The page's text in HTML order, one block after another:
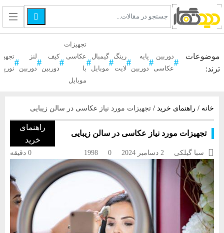

موضوعات
ترند:
دوربین
عکاسی
پایه
دوربین
رینگ
لایت
گیمبال
موبایل
تجهیزات
عکاسی
با
موبایل
کیف
دوربین
لنز
دوربین
خانه / راهنمای خرید / تجهیزات مورد نیاز عکاسی در سالن زیبایی
تجهیزات مورد نیاز عکاسی در سالن زیبایی
راهنمای
خرید
 سبا گیلکی 2 دسامبر 2024 0
1998 0 دقیقه